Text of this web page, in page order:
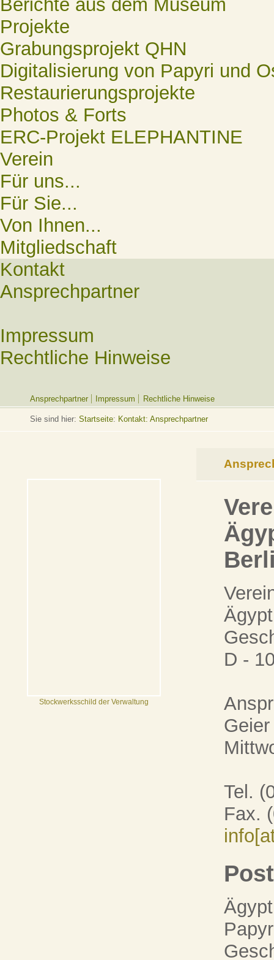
Berichte aus dem Museum
Projekte
Grabungsprojekt QHN
Digitalisierung von Papyri und
Restaurierungsprojekte
Photos & Forts
ERC-Projekt ELEPHANTINE
Verein
Für uns...
Für Sie...
Von Ihnen...
Mitgliedschaft
Kontakt
Ansprechpartner
Impressum
Rechtliche Hinweise
Ansprechpartner Impressum Rechtliche Hinweise
Sie sind hier: Startseite: Kontakt: Ansprechpartner
Stockwerksschild der Verwaltung
D -
Geier
Tel.
Fax.